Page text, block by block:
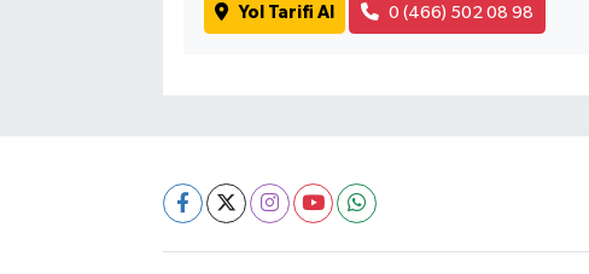
Yol Tarifi Al 0 (466) 502 08 98